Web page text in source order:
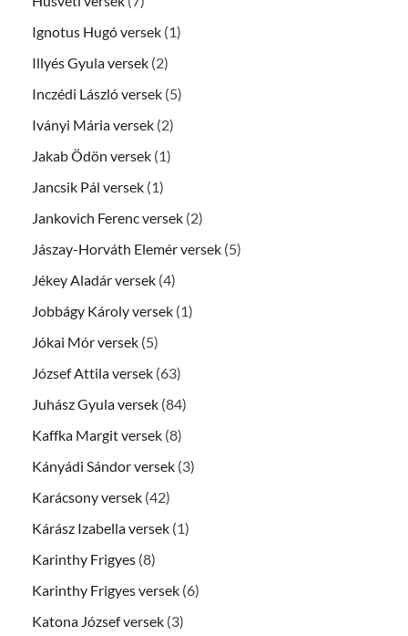
Ignotus Hugó versek (1)
Illyés Gyula versek (2)
Inczédi László versek (5)
Iványi Mária versek (2)
Jakab Ödön versek (1)
Jancsik Pál versek (1)
Jankovich Ferenc versek (2)
Jászay-Horváth Elemér versek (5)
Jékey Aladár versek (4)
Jobbágy Károly versek (1)
Jókai Mór versek (5)
József Attila versek (63)
Juhász Gyula versek (84)
Kaffka Margit versek (8)
Kányádi Sándor versek (3)
Karácsony versek (42)
Kárász Izabella versek (1)
Karinthy Frigyes (8)
Karinthy Frigyes versek (6)
Katona József versek (3)